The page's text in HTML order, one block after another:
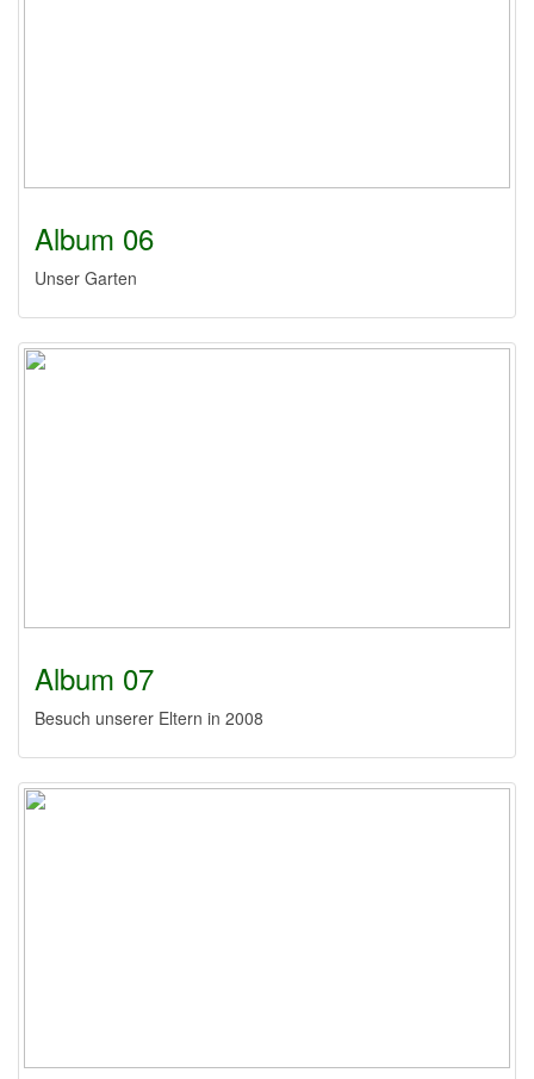
Album 06
Unser Garten
Album 07
Besuch unserer Eltern in 2008